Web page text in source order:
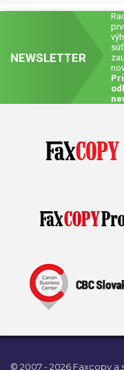
Tašky, vaky, ruksaky
Prívesky, dog tagy,
Darčeky
Úvod
Kontakty
NEWSLETTER
© 2007 - 2026 Faxcopy